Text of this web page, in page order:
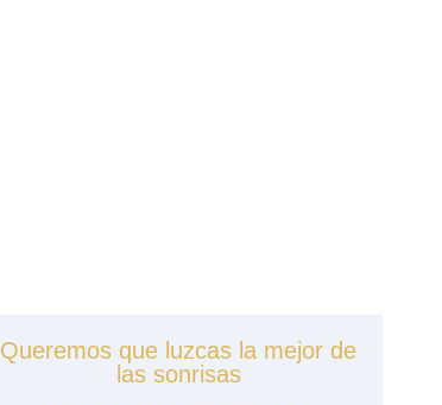
Queremos que luzcas la mejor de
las sonrisas